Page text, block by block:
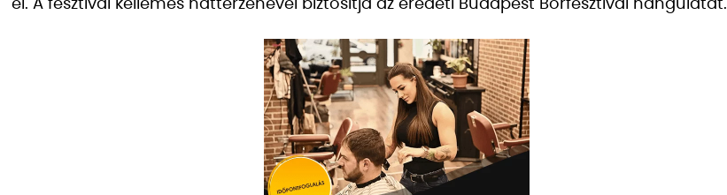
el. A fesztivál kellemes háttérzenével biztosítja az eredeti Budapest Borfesztivál hangulatát.